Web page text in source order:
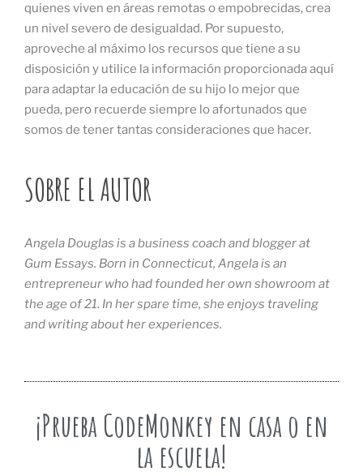
quienes viven en áreas remotas o empobrecidas, crea
un nivel severo de desigualdad. Por supuesto,
aproveche al máximo los recursos que tiene a su
disposición y utilice la información proporcionada aquí
para adaptar la educación de su hijo lo mejor que
pueda, pero recuerde siempre lo afortunados que
somos de tener tantas consideraciones que hacer.
SOBRE EL AUTOR
Angela Douglas is a business coach and blogger at
Gum Essays. Born in Connecticut, Angela is an
entrepreneur who had founded her own showroom at
the age of 21. In her spare time, she enjoys traveling
and writing about her experiences.
¡Prueba CodeMonkey en casa o en
la escuela!